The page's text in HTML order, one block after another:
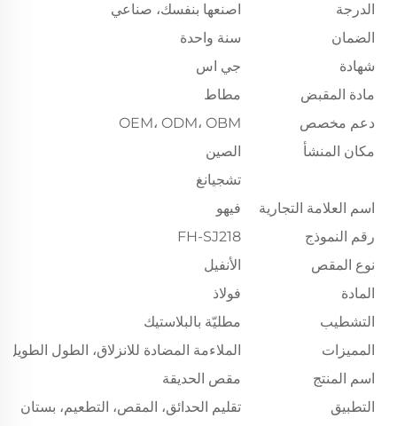
الدرجة
اصنعها بنفسك، صناعي
الضمان
سنة واحدة
شهادة
جي اس
مادة المقبض
مطاط
دعم مخصص
OEM، ODM، OBM
مكان المنشأ
الصين
تشجيانغ
اسم العلامة التجارية
فيهو
رقم النموذج
FH-SJ218
نوع المقص
الأنفيل
المادة
فولاذ
التشطيب
مطليّة بالبلاستيك
المميزات
الملاءمة المضادة للانزلاق، الطول الطويل
اسم المنتج
مقص الحديقة
التطبيق
تقليم الحدائق، المقص، التطعيم، بستان